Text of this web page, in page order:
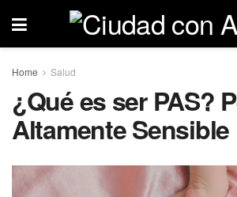
Home Salud
¿Qué es ser PAS?
Altamente Sensible